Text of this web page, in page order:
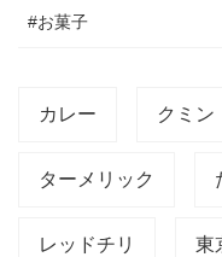
#お菓子
カレー クミン
ターメリック
レッドチリ 東